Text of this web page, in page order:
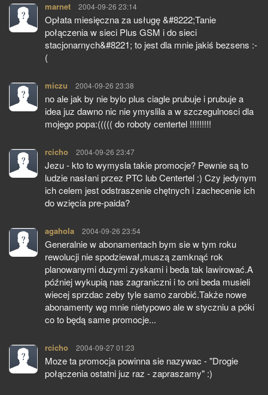
marnet pisze:
2004-09-26 23:14
Opłata miesięczna za usługę &#8222;Tanie
połączenia w sieci Plus GSM i do sieci
stacjonarnych&#8221; to jest dla mnie jakiś bezsens :-
(
miczu pisze:
2004-09-26 23:38
no ale jak by nie bylo plus ciagle prubuje i prubuje a
idea juz dawno nic nie ymyslila a w szczegulnosci dla
mojego popa:((((( do roboty centertel !!!!!!!!!
rcicho pisze:
2004-09-26 23:47
Jezu - kto to wymysla takie promocje? Pewnie są to
ludzie nasłani przez PTC lub Centertel :) Czy jedynym
ich celem jest odstraszenie chętnych i zachecenie ich
do wzięcia pre-paida?
agahola pisze:
2004-09-26 23:54
Generalnie w abonamentach bym sie w tym roku
rewolucji nie spodziewał,muszą zamknąć rok
planowanymi duzymi zyskami i beda tak lawirować.A
później wykupią nas zagraniczni i to oni beda musieli
wiecej sprzdac zeby tyle samo zarobić.Także nowe
abonamenty wg mnie nietypowo ale w styczniu a póki
co to będą same promocje...
rcicho pisze:
2004-09-27 01:23
Moze ta promocja powinna sie nazywac - "Drogie
połączenia ostatni juz raz - zapraszamy" :)